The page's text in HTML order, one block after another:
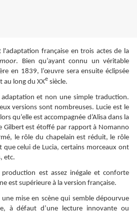
française en trois actes de la
. Bien qu’ayant connu un véritable
en 1839, l’œuvre sera ensuite éclipsée
au long du XXe siècle.
et non une simple traduction.
versions sont nombreuses. Lucie est le
qu’elle est accompagnée d’Alisa dans la
Gilbert est étoffé par rapport à Nomanno
le rôle du chapelain est réduit, le rôle
que celui de Lucia, certains morceaux ont
etc.
production est assez inégale et conforte
est supérieure à la version française.
mise en scène qui semble dépourvue
à défaut d’une lecture innovante ou